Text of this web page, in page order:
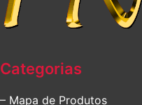
Categorias
– Mapa de Produtos